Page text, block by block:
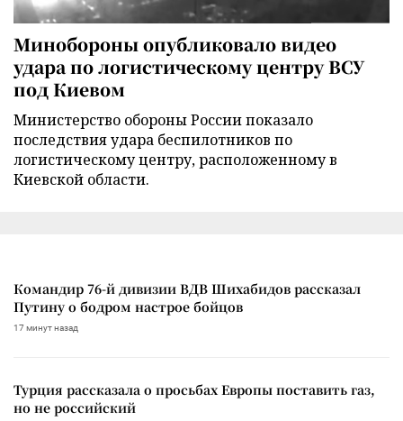
Минобороны опубликовало видео
удара по логистическому центру ВСУ
под Киевом
Министерство обороны России показало
последствия удара беспилотников по
логистическому центру, расположенному в
Киевской области.
Командир 76-й дивизии ВДВ Шихабидов рассказал
Путину о бодром настрое бойцов
17 минут назад
Турция рассказала о просьбах Европы поставить газ,
но не российский